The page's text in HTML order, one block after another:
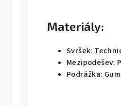
Materiály:
Svršek:
Mezipodešev:
Podrážka: